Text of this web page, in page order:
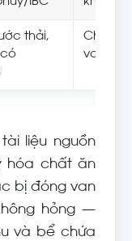
thải,
Chạy
van
liệu nguồn
hóa chất ăn
bị đóng van
hỏng —
và bể chứa